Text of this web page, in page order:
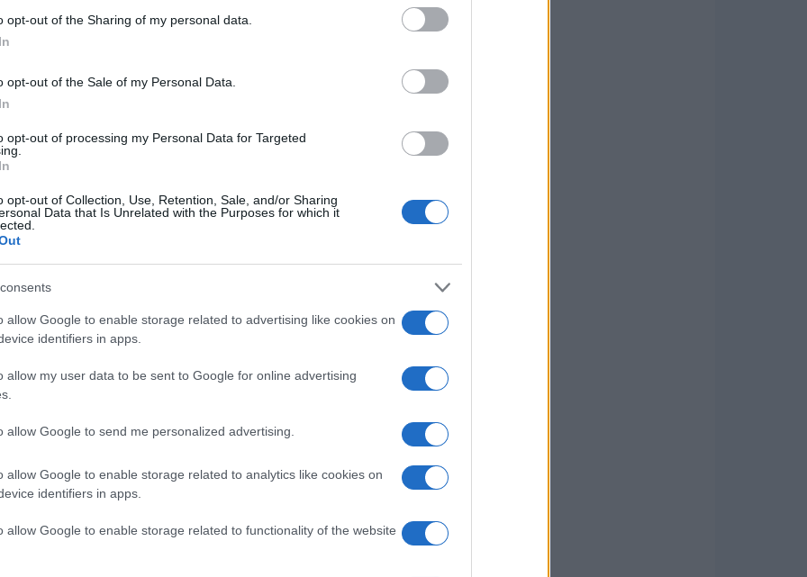
opt-out of the Sharing of my personal data.
opt-out of the Sale of my Personal Data.
opt-out of processing my Personal Data for Targeted
opt-out of Collection, Use, Retention, Sale, and/or Sharing
Data that Is Unrelated with the Purposes for which it
allow Google to enable storage related to advertising like cookies on
identifiers in apps.
allow my user data to be sent to Google for online advertising
allow Google to send me personalized advertising.
allow Google to enable storage related to analytics like cookies on
identifiers in apps.
allow Google to enable storage related to functionality of the website
esicura. Tuttavia, l’opposizione non è
definendola
domenica sera e proseguiranno fino alle 4 di
di proseguire il loro viaggio, sono state
i pendolari. Tuttavia, i viaggiatori si trovano
decisamente allungati
pensare . La sindaca di Firenze
giudizi negativi
sull’organizzazione dei